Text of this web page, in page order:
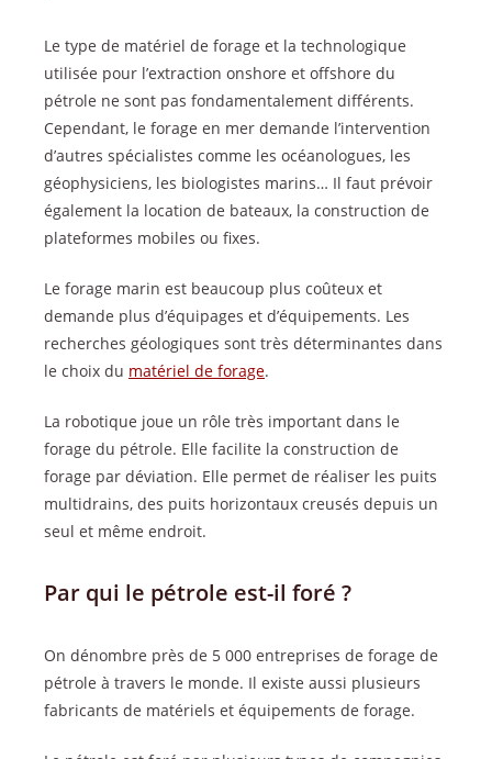
Le type de matériel de forage et la technologique
utilisée pour l’extraction onshore et offshore du
pétrole ne sont pas fondamentalement différents.
Cependant, le forage en mer demande l’intervention
d’autres spécialistes comme les océanologues, les
géophysiciens, les biologistes marins… Il faut prévoir
également la location de bateaux, la construction de
plateformes mobiles ou fixes.
Le forage marin est beaucoup plus coûteux et
demande plus d’équipages et d’équipements. Les
recherches géologiques sont très déterminantes dans
le choix du matériel de forage.
La robotique joue un rôle très important dans le
forage du pétrole. Elle facilite la construction de
forage par déviation. Elle permet de réaliser les puits
multidrains, des puits horizontaux creusés depuis un
seul et même endroit.
Par qui le pétrole est-il foré ?
On dénombre près de 5 000 entreprises de forage de
pétrole à travers le monde. Il existe aussi plusieurs
fabricants de matériels et équipements de forage.